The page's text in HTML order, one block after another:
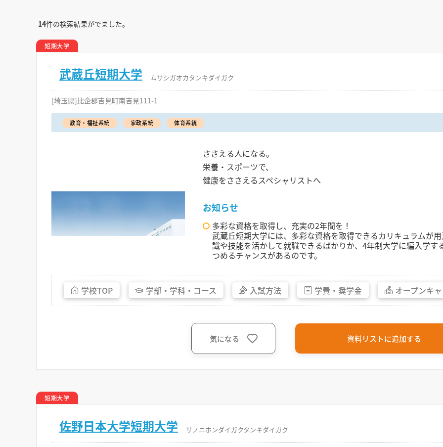
14件の検索結果がでました。
短期大学
武蔵丘短期大学 ムサシガオカタンキダイガク
[埼玉県]比企郡吉見町南吉見111-1
教育・福祉系統 家政系統 体育系統
ささえる人になる。
栄養・スポーツで、
健康をささえるスペシャリストへ
お知らせ
多彩な資格を取得し、充実の2年間を！
武蔵丘短期大学には、多彩な資格を取得できるカリキュラムが
識や技能を活かして就職できるばかりか、4年制大学に編入学
つめるチャンスがあるのです。
学校TOP 学部・ 学科・ コース 入試方法 学費・ 奨学金 オープンキ
気になる 資料リストに追加する
短期大学
佐野日本大学短期大学 サノニホンダイガクタンキダイガク